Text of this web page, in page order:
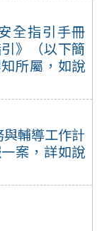
全指引手冊
》（以下簡
所屬，如說
輔導工作計
案，詳如說